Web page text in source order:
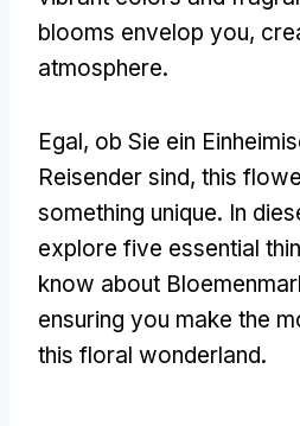
blooms envelop you,
atmosphere.
Egal, ob Sie ein
Reisender sind, this
something unique. In
explore five essential
know about
ensuring you make the
this floral wonderland.